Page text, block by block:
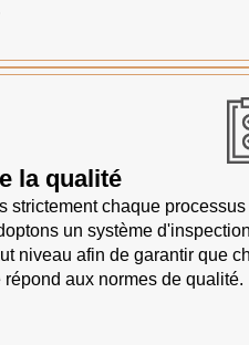
la qualité
strictement chaque processus
un système
niveau afin de garantir que
aux normes de qualité.